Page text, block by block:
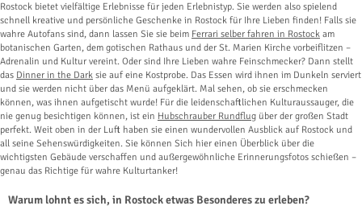
Rostock bietet vielfältige Erlebnisse für jeden Erlebnistyp. Sie werden also spielend
schnell kreative und persönliche Geschenke in Rostock für Ihre Lieben finden! Falls sie
wahre Autofans sind, dann lassen Sie sie beim Ferrari selber fahren in Rostock am
botanischen Garten, dem gotischen Rathaus und der St. Marien Kirche vorbeiflitzen –
Adrenalin und Kultur vereint. Oder sind Ihre Lieben wahre Feinschmecker? Dann stellt
das Dinner in the Dark sie auf eine Kostprobe. Das Essen wird ihnen im Dunkeln serviert
und sie werden nicht über das Menü aufgeklärt. Mal sehen, ob sie erschmecken
können, was ihnen aufgetischt wurde! Für die leidenschaftlichen Kulturaussauger, die
nie genug besichtigen können, ist ein Hubschrauber Rundflug über der großen Stadt
perfekt. Weit oben in der Luft haben sie einen wundervollen Ausblick auf Rostock und
all seine Sehenswürdigkeiten. Sie können Sich hier einen Überblick über die
wichtigsten Gebäude verschaffen und außergewöhnliche Erinnerungsfotos schießen –
genau das Richtige für wahre Kulturtanker!
Warum lohnt es sich, in Rostock etwas Besonderes zu erleben?